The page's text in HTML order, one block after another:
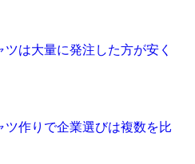
ツは大量に発注した方が安く
ツ作りで企業選びは複数を比